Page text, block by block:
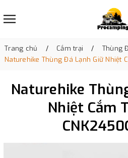
Trang chủ Cắm trại
Thùng
Naturehike Thùng Đá Lạnh Giữ Nhiệt
Naturehike
Nhiệt Cắm